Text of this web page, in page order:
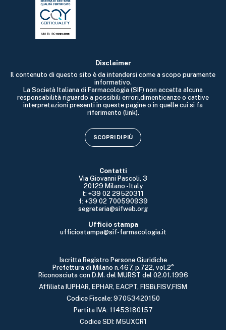
Contatti
Via Giovanni Pascoli, 3
20129 Milano - Italy
t: +39 02 29520311
f: +39 02 700590939
segreteria@sifweb.org
Ufficio stampa
ufficiostampa@sif-farmacologia.it
Iscritta Registro Persone Giuridiche
Prefettura di Milano n.467, p.722, vol.2°
Riconosciuta con D.M. del MURST del 02.01.1996
Affiliata IUPHAR, EPHAR, EACPT, FISBi,FISV,FISM
Codice Fiscale: 97053420150
Partita IVA: 11453180157
Codice SDI: M5UXCR1
Disclaimer
Il contenuto di questo sito è da intendersi come a scopo puramente
informativo.
La Società Italiana di Farmacologia (SIF) non accetta alcuna
responsabilità riguardo a possibili errori,dimenticanze o cattive
interpretazioni presenti in queste pagine o in quelle cui si fa
riferimento (link).
SCOPRI DI PIÙ